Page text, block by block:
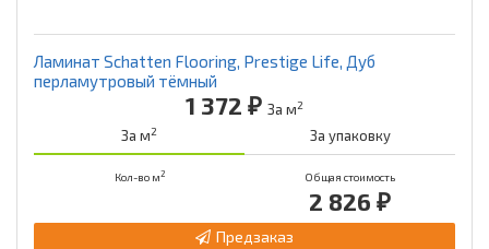
Ламинат Schatten Flooring, Prestige Life, Дуб
перламутровый тёмный
1 372 ₽ За м2
За м2 За упаковку
Кол-во м2 Общая стоимость
2 826 ₽
Предзаказ